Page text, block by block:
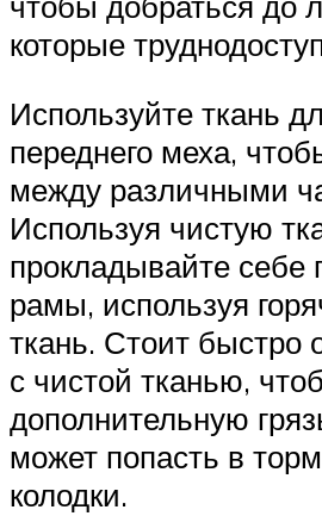
которые
Используйте ткань
переднего меха,
между различными
Используя чистую
прокладывайте себе
рамы, используя
ткань. Стоит быстро
с чистой тканью,
дополнительную
может попасть в
колодки.